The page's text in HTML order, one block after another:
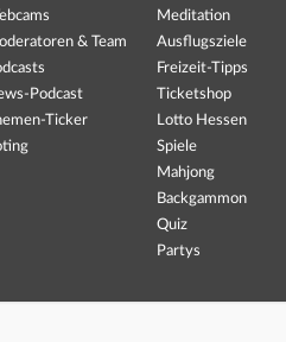
& Team
Podcast
Ticker
Meditation
Ausflugsziele
Freizeit-Tipps
Ticketshop
Lotto Hessen
Spiele
Mahjong
Backgammon
Quiz
Partys